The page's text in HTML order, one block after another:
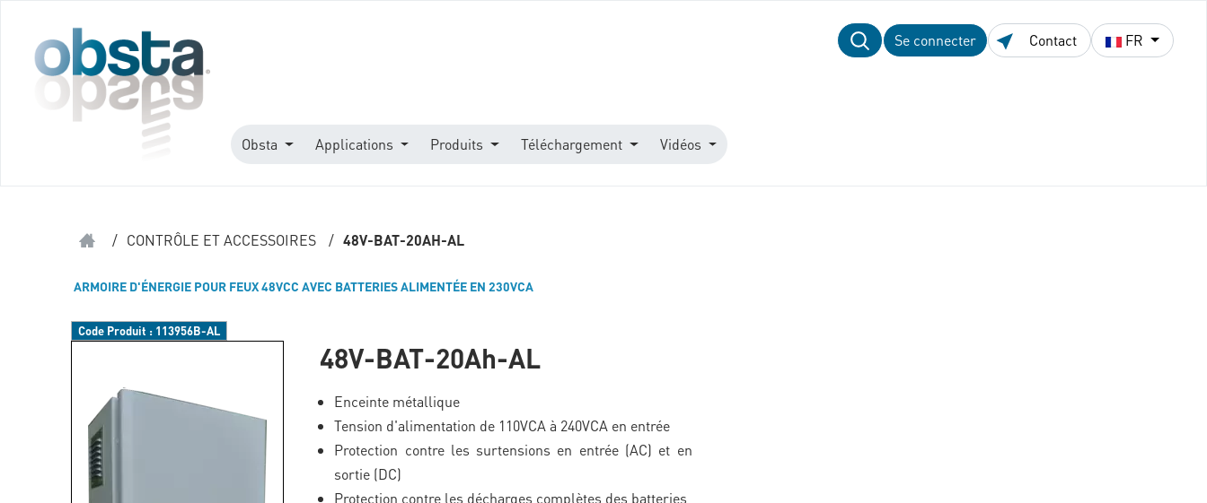
Se connecter Contact FR
Obsta Applications Produits Téléchargement Vidéos
/ CONTRÔLE ET ACCESSOIRES / 48V-BAT-20AH-AL
ARMOIRE D'ÉNERGIE POUR FEUX 48VCC AVEC BATTERIES ALIMENTÉE EN 230VCA
Code Produit : 113956B-AL
48V-BAT-20Ah-AL
Enceinte métallique
Tension d'alimentation de 110VCA à 240VCA en entrée
Protection contre les surtensions en entrée (AC) et en
sortie (DC)
Protection contre les décharges complètes des batteries